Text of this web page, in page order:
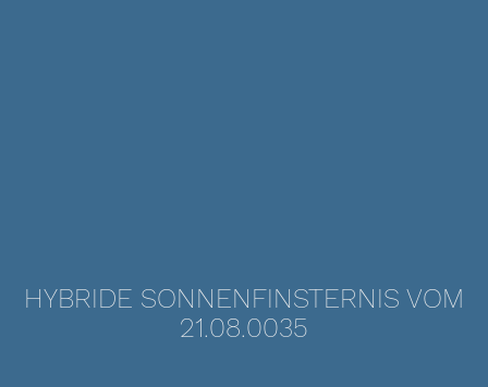
HYBRIDE SONNENFINSTERNIS VOM
21.08.0035